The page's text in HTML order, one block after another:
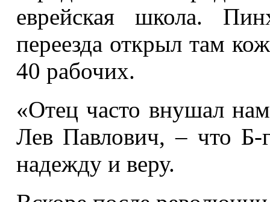
еврейская школа.
переезда открыл там
40 рабочих.
«Отец часто внушал
Лев Павлович, – что Б-
надежду и веру.